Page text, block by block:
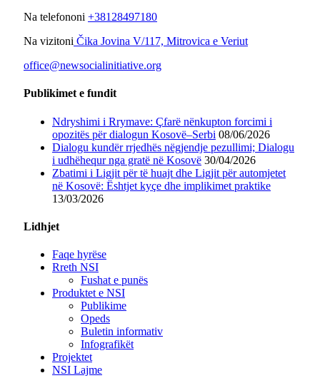
Na telefononi +38128497180
Na vizitoni Čika Jovina V/117, Mitrovica e Veriut
office@newsocialinitiative.org
Publikimet e fundit
Ndryshimi i Rrymave: Çfarë nënkupton forcimi i
opozitës për dialogun Kosovë–Serbi 08/06/2026
Dialogu kundër rrjedhës nëgjendje pezullimi; Dialogu
i udhëhequr nga gratë në Kosovë 30/04/2026
Zbatimi i Ligjit për të huajt dhe Ligjit për automjetet
në Kosovë: Ështjet kyçe dhe implikimet praktike
13/03/2026
Lidhjet
Faqe hyrëse
Rreth NSI
Fushat e punës
Produktet e NSI
Publikime
Opeds
Buletin informativ
Infografikët
Projektet
NSI Lajme